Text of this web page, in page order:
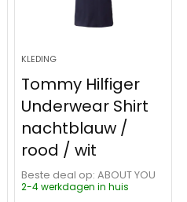
KLEDING
Tommy Hilfiger
Underwear Shirt
nachtblauw /
rood / wit
Beste deal op:
ABOUT YOU
2-4 werkdagen in huis